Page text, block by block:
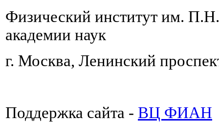
Физический институт им.
академии наук
г. Москва, Ленинский
Поддержка сайта - ВЦ ФИАН